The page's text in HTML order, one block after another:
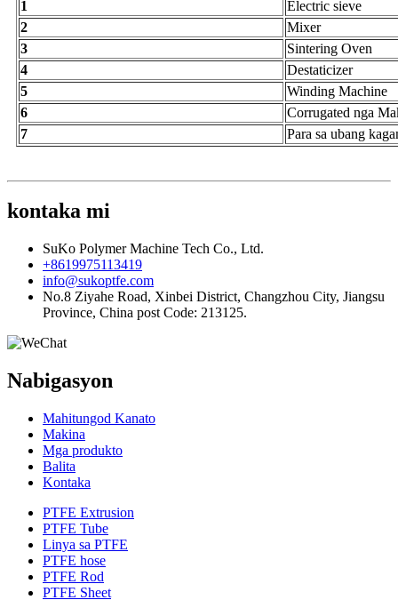
1
Electric sieve
2
Mixer
3
Sintering Oven
4
Destaticizer
5
Winding Machine
6
Corrugated nga
7
Para sa ubang
kontaka mi
SuKo Polymer Machine Tech Co., Ltd.
+8619975113419
info@sukoptfe.com
No.8 Ziyahe Road, Xinbei District, Changzhou City, Jiangsu
Province, China post Code: 213125.
Nabigasyon
Mahitungod Kanato
Makina
Mga produkto
Balita
Kontaka
PTFE Extrusion
PTFE Tube
Linya sa PTFE
PTFE hose
PTFE Rod
PTFE Sheet